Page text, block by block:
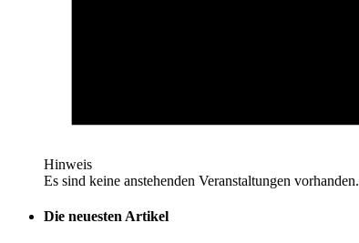
Hinweis
Es sind keine anstehenden Veranstaltungen vorhanden.
Die neuesten Artikel